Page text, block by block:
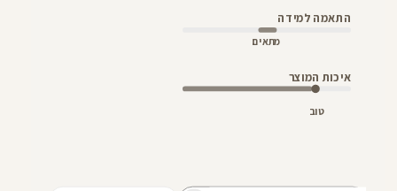
התאמה למידה
מתאים
איכות המוצר
טוב